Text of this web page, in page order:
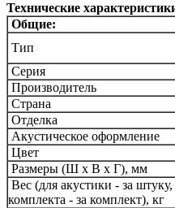
Технические
Общие:
Тип
Серия
Производитель
Страна
Отделка
Акустическое оформление
Цвет
Размеры (Ш х В х Г), мм
Вес (для акустики - за штуку,
комплекта - за комплект), кг